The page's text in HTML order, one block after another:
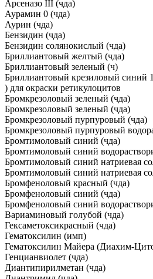
Арсеназо III (чда)
Аурамин 0 (чда)
Аурин (чда)
Бензидин (чда)
Бензидин солянокислый (чда)
Бриллиантовый желтый (чда)
Бриллиантовый зеленый (ч)
Бриллиантовый крезиловый синий
) для окраски ретикулоцитов
Бромкрезоловый зеленый (чда)
Бромкрезоловый зеленый (чда)
Бромкрезоловый пурпуровый (чда)
Бромкрезоловый пурпуровый
Бромтимоловый синий (чда)
Бромтимоловый синий
Бромтимоловый синий натриевая
Бромтимоловый синий натриевая
Бромфеноловый красный (чда)
Бромфеноловый синий (чда)
Бромфеноловый синий
Вариаминовый голубой (чда)
Гексаметоксикрасный (чда)
Гематоксилин (имп)
Гематоксилин Майера (Диахим-
Генцианвиолет (чда)
Диантипирилметан (чда)